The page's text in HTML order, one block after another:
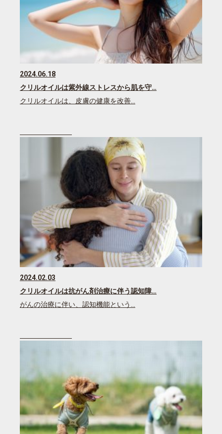
2024.06.18
クリルオイルは紫外線ストレスから肌を守…
クリルオイルは、皮膚の健康を改善…
2024.02.03
クリルオイルは抗がん剤治療に伴う認知障…
がんの治療に伴い、認知機能という…